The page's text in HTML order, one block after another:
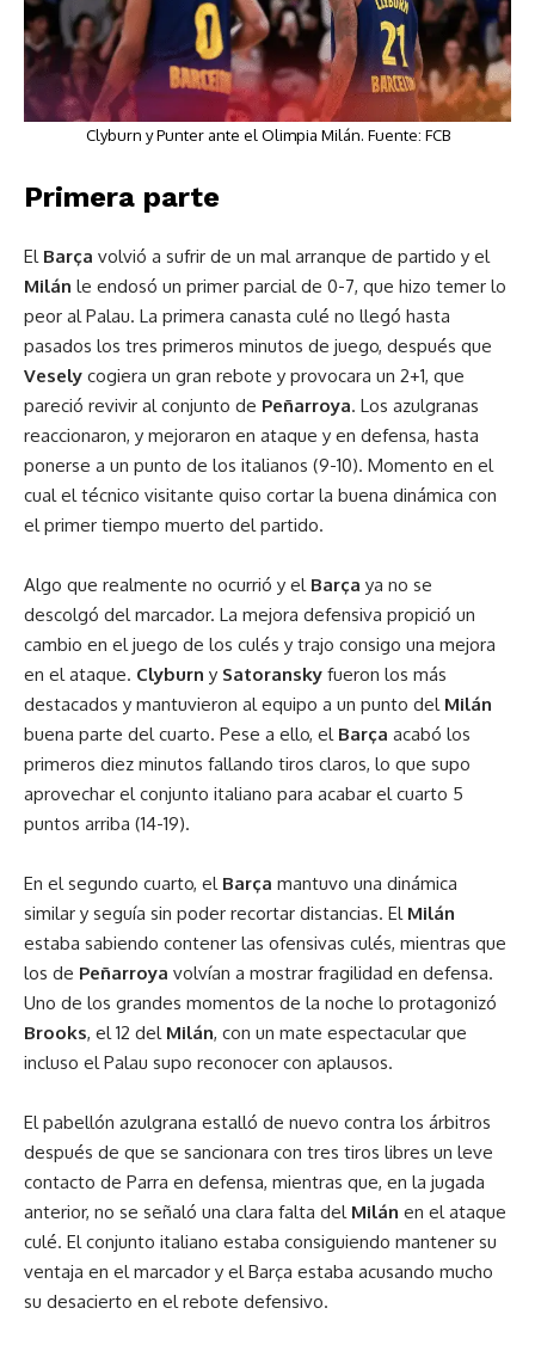
Clyburn y Punter ante el Olimpia Milán. Fuente: FCB
Primera parte
El Barça volvió a sufrir de un mal arranque de partido y el
Milán le endosó un primer parcial de 0-7, que hizo temer lo
peor al Palau. La primera canasta culé no llegó hasta
pasados los tres primeros minutos de juego, después que
Vesely cogiera un gran rebote y provocara un 2+1, que
pareció revivir al conjunto de Peñarroya. Los azulgranas
reaccionaron, y mejoraron en ataque y en defensa, hasta
ponerse a un punto de los italianos (9-10). Momento en el
cual el técnico visitante quiso cortar la buena dinámica con
el primer tiempo muerto del partido.
Algo que realmente no ocurrió y el Barça ya no se
descolgó del marcador. La mejora defensiva propició un
cambio en el juego de los culés y trajo consigo una mejora
en el ataque. Clyburn y Satoransky fueron los más
destacados y mantuvieron al equipo a un punto del Milán
buena parte del cuarto. Pese a ello, el Barça acabó los
primeros diez minutos fallando tiros claros, lo que supo
aprovechar el conjunto italiano para acabar el cuarto 5
puntos arriba (14-19).
En el segundo cuarto, el Barça mantuvo una dinámica
similar y seguía sin poder recortar distancias. El Milán
estaba sabiendo contener las ofensivas culés, mientras que
los de Peñarroya volvían a mostrar fragilidad en defensa.
Uno de los grandes momentos de la noche lo protagonizó
Brooks, el 12 del Milán, con un mate espectacular que
incluso el Palau supo reconocer con aplausos.
El pabellón azulgrana estalló de nuevo contra los árbitros
después de que se sancionara con tres tiros libres un leve
contacto de Parra en defensa, mientras que, en la jugada
anterior, no se señaló una clara falta del Milán en el ataque
culé. El conjunto italiano estaba consiguiendo mantener su
ventaja en el marcador y el Barça estaba acusando mucho
su desacierto en el rebote defensivo.